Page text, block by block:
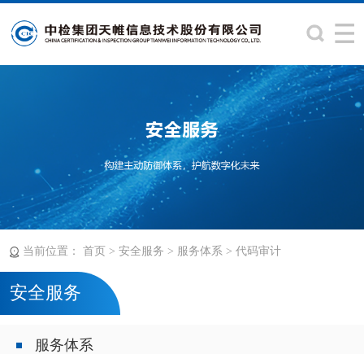
当前位置： 首页> 安全服务 > 服务体系 > 代码审计
安全服务
服务体系